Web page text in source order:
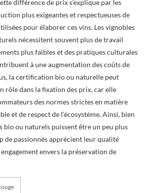
différence de prix s’explique par les
plus exigeantes et respectueuses de
pour élaborer ces vins. Les vignobles
nécessitent souvent plus de travail
plus faibles et des pratiques culturales
à une augmentation des coûts de
la certification bio ou naturelle peut
rôle dans la fixation des prix, car elle
des normes strictes en matière
et de respect de l’écosystème. Ainsi, bien
bio ou naturels puissent être un peu plus
de passionnés apprécient leur qualité
envers la préservation de